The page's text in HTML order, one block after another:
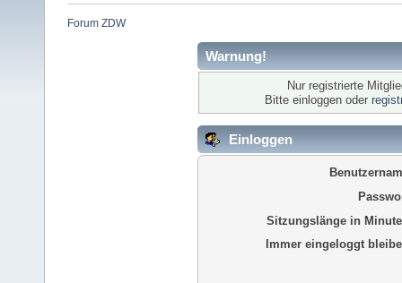
Forum ZDW
Warnung!
Nur registrierte
Bitte einloggen oder
Einloggen
Sitzungslänge in
Immer eingeloggt